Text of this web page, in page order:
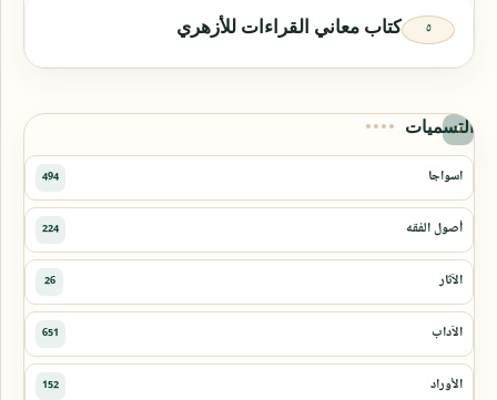
كتاب معاني القراءات للأزهري
التسميات